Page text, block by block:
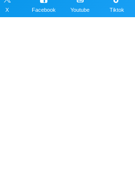
X Facebook Youtube Tiktok